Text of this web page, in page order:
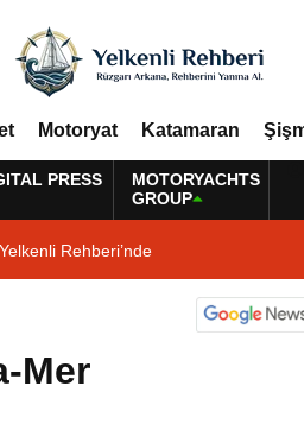
Motoryat Katamaran
PRESS
MOTORYACHTS
GROUP
Rehberi’nde
Mer